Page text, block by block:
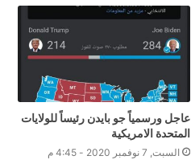
عاجل ورسمياً جو بايدن رئيساً للولايات
المتحدة الامريكية
السبت, 7 نوفمبر 2020 - 4:45 م